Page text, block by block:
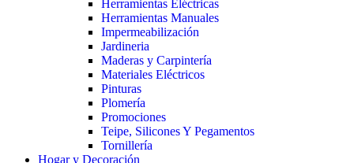
Herramientas Eléctricas
Herramientas Manuales
Impermeabilización
Jardineria
Maderas y Carpintería
Materiales Eléctricos
Pinturas
Plomería
Promociones
Teipe, Silicones Y Pegamentos
Tornillería
Hogar y Decoración